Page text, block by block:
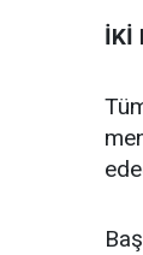
İKİ